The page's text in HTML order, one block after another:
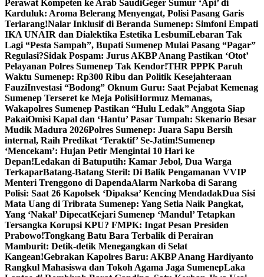
Perawat Kompeten ke Arab SaudiGeger Sumur ‘Api’ di
Karduluk: Aroma Belerang Menyengat, Polisi Pasang Garis
Terlarang!Nalar Inklusif di Beranda Sumenep: Simfoni Empati
IKA UNAIR dan Dialektika Estetika LesbumiLebaran Tak
Lagi “Pesta Sampah”, Bupati Sumenep Mulai Pasang “Pagar”
Regulasi?Sidak Pospam: Jurus AKBP Anang Pastikan ‘Otot’
Pelayanan Polres Sumenep Tak Kendor!THR PPPK Paruh
Waktu Sumenep: Rp300 Ribu dan Politik Kesejahteraan
FauziInvestasi “Bodong” Oknum Guru: Saat Pejabat Kemenag
Sumenep Terseret ke Meja PolisiHormuz Memanas,
Wakapolres Sumenep Pastikan “Hulu Ledak” Anggota Siap
PakaiOmisi Kapal dan ‘Hantu’ Pasar Tumpah: Skenario Besar
Mudik Madura 2026Polres Sumenep: Juara Sapu Bersih
internal, Raih Predikat ‘Teraktif’ Se-Jatim!Sumenep
‘Mencekam’: Hujan Petir Mengintai 10 Hari ke
Depan!Ledakan di Batuputih: Kamar Jebol, Dua Warga
TerkaparBatang-Batang Steril: Di Balik Pengamanan VVIP
Menteri Trenggono di DapendaAlarm Narkoba di Sarang
Polisi: Saat 26 Kapolsek ‘Dipaksa’ Kencing MendadakDua Sisi
Mata Uang di Tribrata Sumenep: Yang Setia Naik Pangkat,
Yang ‘Nakal’ DipecatKejari Sumenep ‘Mandul’ Tetapkan
Tersangka Korupsi KPU? FMPK: Ingat Pesan Presiden
Prabowo!Tongkang Batu Bara Terbalik di Perairan
Mamburit: Detik-detik Menegangkan di Selat
Kangean!Gebrakan Kapolres Baru: AKBP Anang Hardiyanto
Rangkul Mahasiswa dan Tokoh Agama Jaga SumenepLaka